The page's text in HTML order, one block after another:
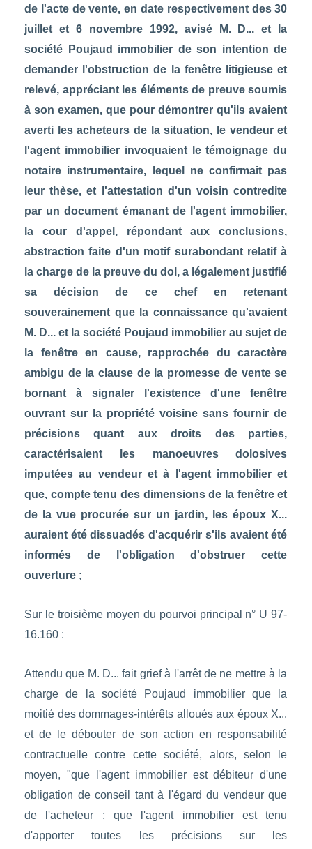
de l'acte de vente, en date respectivement des 30
juillet et 6 novembre 1992, avisé M. D... et la
société Poujaud immobilier de son intention de
demander l'obstruction de la fenêtre litigieuse et
relevé, appréciant les éléments de preuve soumis
à son examen, que pour démontrer qu'ils avaient
averti les acheteurs de la situation, le vendeur et
l'agent immobilier invoquaient le témoignage du
notaire instrumentaire, lequel ne confirmait pas
leur thèse, et l'attestation d'un voisin contredite
par un document émanant de l'agent immobilier,
la cour d'appel, répondant aux conclusions,
abstraction faite d'un motif surabondant relatif à
la charge de la preuve du dol, a légalement justifié
sa décision de ce chef en retenant
souverainement que la connaissance qu'avaient
M. D... et la société Poujaud immobilier au sujet de
la fenêtre en cause, rapprochée du caractère
ambigu de la clause de la promesse de vente se
bornant à signaler l'existence d'une fenêtre
ouvrant sur la propriété voisine sans fournir de
précisions quant aux droits des parties,
caractérisaient les manoeuvres dolosives
imputées au vendeur et à l'agent immobilier et
que, compte tenu des dimensions de la fenêtre et
de la vue procurée sur un jardin, les époux X...
auraient été dissuadés d'acquérir s'ils avaient été
informés de l'obligation d'obstruer cette
ouverture;
Sur le troisième moyen du pourvoi principal n° U 97-
16.160 :
Attendu que M. D... fait grief à l'arrêt de ne mettre à la
charge de la société Poujaud immobilier que la
moitié des dommages-intérêts alloués aux époux X...
et de le débouter de son action en responsabilité
contractuelle contre cette société, alors, selon le
moyen, "que l'agent immobilier est débiteur d'une
obligation de conseil tant à l'égard du vendeur que
de l'acheteur ; que l'agent immobilier est tenu
d'apporter toutes les précisions sur les